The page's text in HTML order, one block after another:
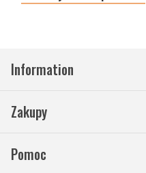
Information
Zakupy
Pomoc